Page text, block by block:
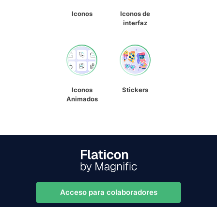
Iconos
Iconos de
interfaz
Iconos
Animados
Stickers
Acceso para colaboradores